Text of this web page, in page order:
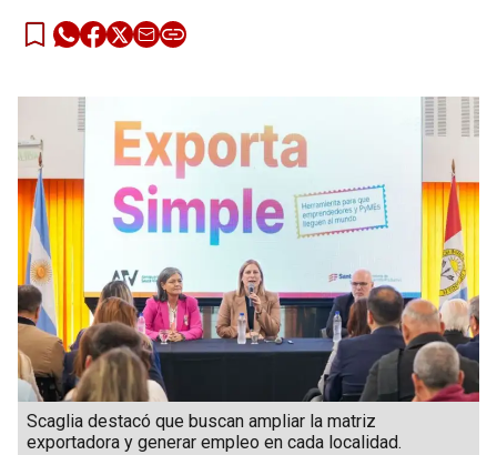
Scaglia destacó que buscan ampliar la matriz
exportadora y generar empleo en cada localidad.